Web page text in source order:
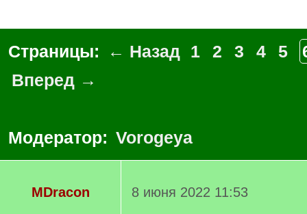
Страницы: ← Назад 1 2 3 4 5
Вперед →
Модератор: Vorogeya
MDracon
8 июня 2022 11:53